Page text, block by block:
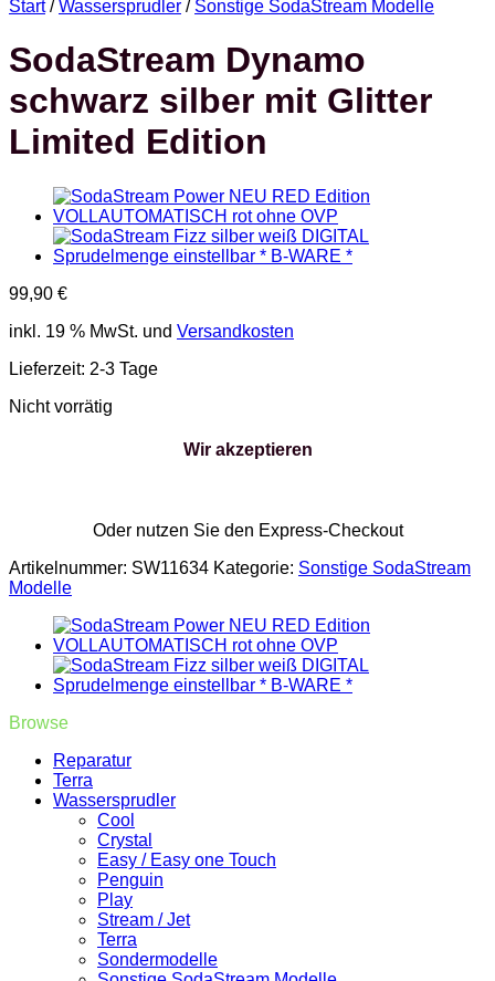
Start / Wassersprudler / Sonstige SodaStream Modelle
SodaStream Dynamo
schwarz silber mit Glitter
Limited Edition
99,90 €
inkl. 19 % MwSt. und Versandkosten
Lieferzeit: 2-3 Tage
Nicht vorrätig
Wir akzeptieren
Oder nutzen Sie den Express-Checkout
Artikelnummer: SW11634 Kategorie: Sonstige SodaStream
Modelle
Browse
Reparatur
Terra
Wassersprudler
Cool
Crystal
Easy / Easy one Touch
Penguin
Play
Stream / Jet
Terra
Sondermodelle